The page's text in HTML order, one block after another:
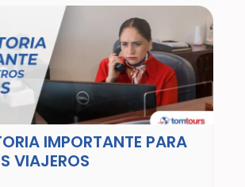
IMPORTANTE PARA
VIAJEROS